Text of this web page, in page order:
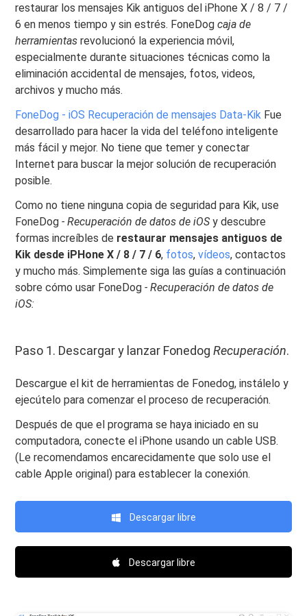
restaurar los mensajes Kik antiguos del iPhone X / 8 / 7 /
6 en menos tiempo y sin estrés. FoneDog caja de
herramientasrevolucionó la experiencia móvil,
especialmente durante situaciones técnicas como la
eliminación accidental de mensajes, fotos, videos,
archivos y mucho más.
FoneDog - iOS Recuperación de mensajes Data-Kik Fue
desarrollado para hacer la vida del teléfono inteligente
más fácil y mejor. No tiene que temer y conectar
Internet para buscar la mejor solución de recuperación
posible.
Como no tiene ninguna copia de seguridad para Kik, use
FoneDog - Recuperación de datos de iOSy descubre
formas increíbles de restaurar mensajes antiguos de
Kik desde iPHone X / 8 / 7 / 6, fotos,vídeos, contactos
y mucho más. Simplemente siga las guías a continuación
sobre cómo usar FoneDog - Recuperación de datos de
iOS:
Paso 1. Descargar y lanzar FonedogRecuperación.
Descargue el kit de herramientas de Fonedog, instálelo y
ejecútelo para comenzar el proceso de recuperación.
Después de que el programa se haya iniciado en su
computadora, conecte el iPhone usando un cable USB.
(Le recomendamos encarecidamente que solo use el
cable Apple original) para establecer la conexión.
Descargar libre
Descargar libre